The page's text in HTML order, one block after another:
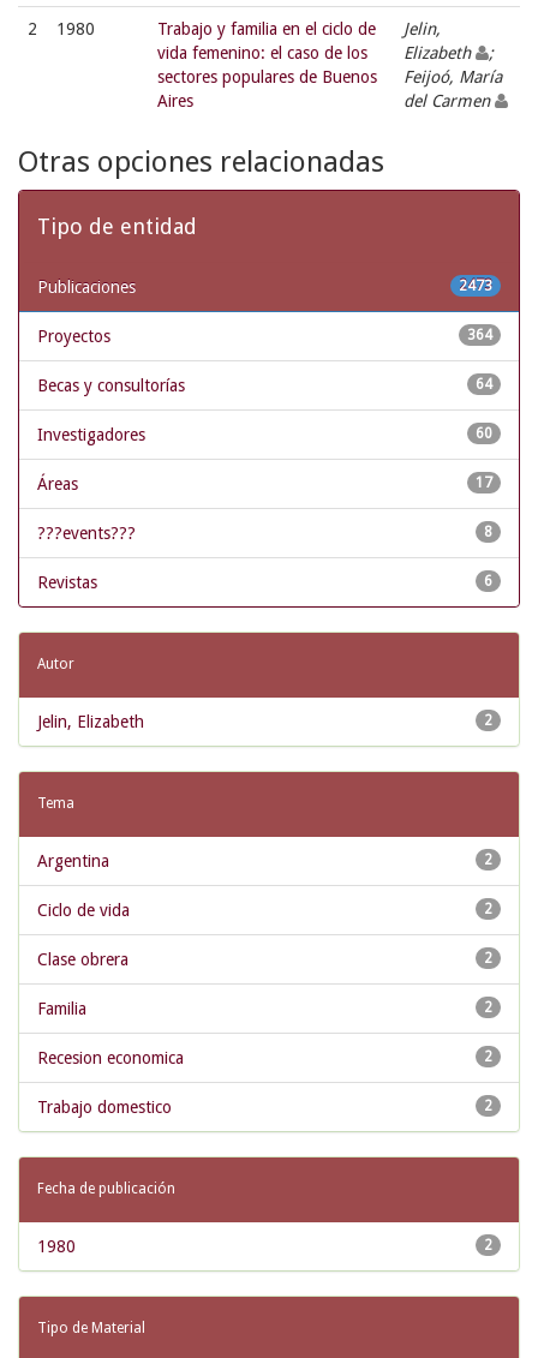
2 1980
Trabajo y familia en el ciclo de
vida femenino: el caso de los
sectores populares de Buenos
Aires
Jelin,
Elizabeth
;
Feijoó, María
del Carmen
Otras opciones relacionadas
Tipo de entidad
2473
Publicaciones
364
Proyectos
64
Becas y consultorías
60
Investigadores
17
Áreas
8
???events???
6
Revistas
Autor
2
Jelin, Elizabeth
Tema
2
Argentina
2
Ciclo de vida
2
Clase obrera
2
Familia
2
Recesion economica
2
Trabajo domestico
Fecha de publicación
2
1980
Tipo de Material